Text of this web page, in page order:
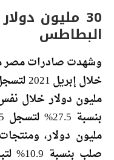
30 مليون
البطاطس
مليون دولار،